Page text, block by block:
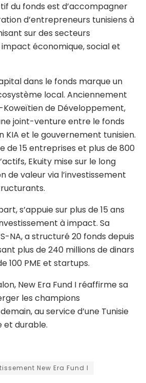
du fonds est d’accompagner
d’entrepreneurs tunisiens à
sur des secteurs
économique, social et
dans le fonds marque un
local. Anciennement
Koweïtien de Développement,
joint-venture entre le fonds
KIA et le gouvernement tunisien.
de 15 entreprises et plus de 800
Ekuity mise sur le long
de valeur via l’investissement
s’appuie sur plus de 15 ans
à impact. Sa
NA, a structuré 20 fonds depuis
plus de 240 millions de dinars
100 PME et startups.
New Era Fund I réaffirme sa
les champions
au service d’une Tunisie
et durable.
New Era Fund I